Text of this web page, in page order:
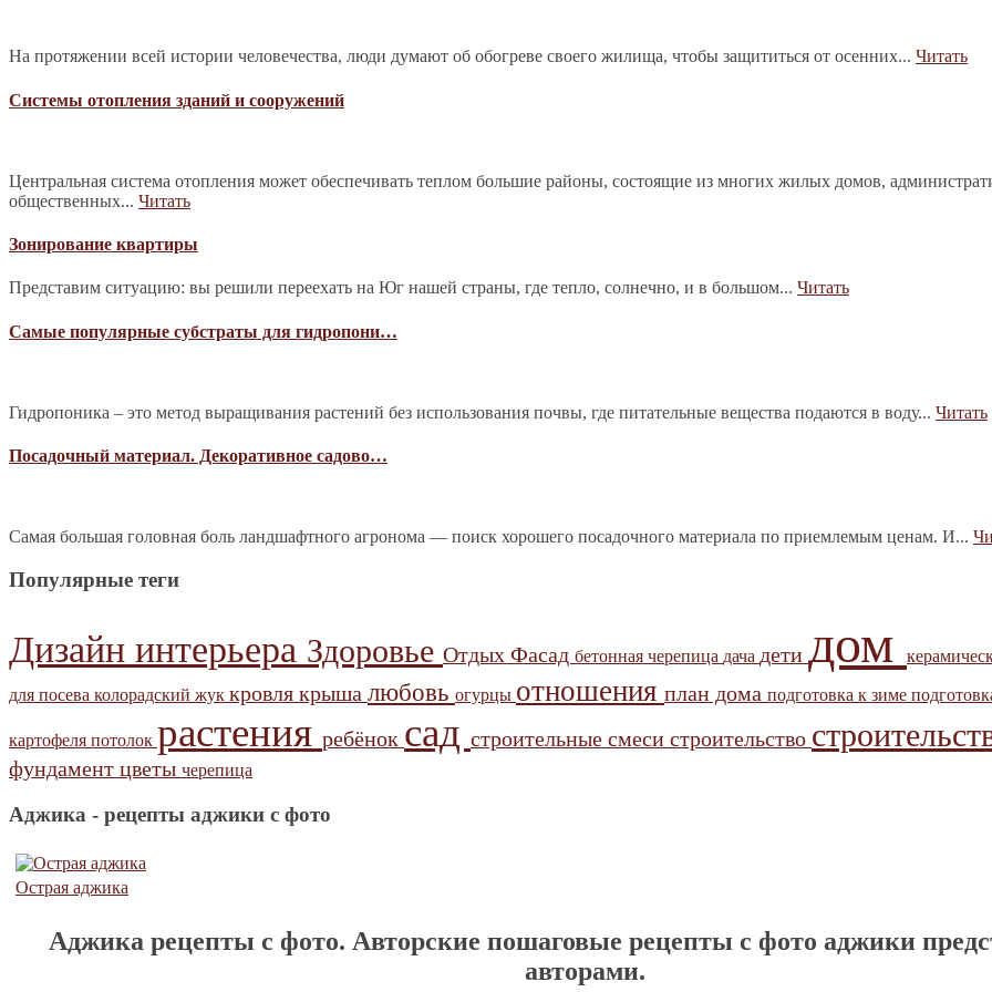
На протяжении всей истории человечества, люди думают об обогреве своего жилища, чтобы защититься от осенних... Читать
Системы отопления зданий и сооружений
Центральная система отопления может обеспечивать теплом большие районы, состоящие из многих жилых домов,
общественных... Читать
Зонирование квартиры
Представим ситуацию: вы решили переехать на Юг нашей страны, где тепло, солнечно, и в большом... Читать
Самые популярные субстраты для гидропони…
Гидропоника – это метод выращивания растений без использования почвы, где питательные вещества подаются в воду... Читать
Посадочный материал. Декоративное садово…
Самая большая головная боль ландшафтного агронома — поиск хорошего посадочного материала по приемлемым ценам. И...
Популярные теги
Дизайн интерьера Здоровье Отдых Фасад бетонная черепица дача дети дом
для посева колорадский жук кровля крыша любовь огурцы отношения план дома подготовка к зиме
картофеля потолок растения ребёнок сад строительные смеси строительство
фундамент цветы черепица
Аджика - рецепты аджики с фото
Острая аджика
Аджика рецепты с фото. Авторские пошаговые рецепты с фото аджики
авторами.